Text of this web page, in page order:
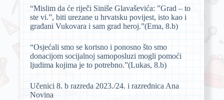
“Mislim da će riječi Siniše Glavaševića: ”Grad – to
ste vi.”, biti urezane u hrvatsku povijest, isto kao i
građani Vukovara i sam grad heroj.”(Ema, 8.b)
“Osjećali smo se korisno i ponosno što smo
donacijom socijalnoj samoposluzi mogli pomoći
ljudima kojima je to potrebno.”(Lukas, 8.b)
Učenici 8. b razreda 2023./24. i razrednica Ana
Novina